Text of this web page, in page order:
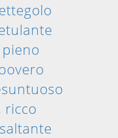
pieno
ricco